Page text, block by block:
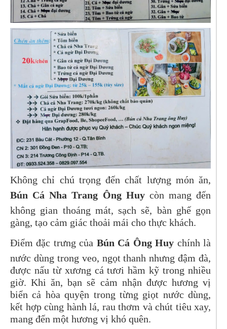
Không chỉ chú trọng đến chất lượng món ăn,
Bún Cá Nha Trang Ông Huycòn mang đến
không gian thoáng mát, sạch sẽ, bàn ghế gọn
gàng, tạo cảm giác thoải mái cho thực khách.
Điểm đặc trưng của Bún Cá Ông Huy chính là
nước dùng trong veo, ngọt thanh nhưng đậm đà,
được nấu từ xương cá tươi hầm kỹ trong nhiều
giờ. Khi ăn, bạn sẽ cảm nhận được hương vị
biển cả hòa quyện trong từng giọt nước dùng,
kết hợp cùng hành lá, rau thơm và chút tiêu xay,
mang đến một hương vị khó quên.